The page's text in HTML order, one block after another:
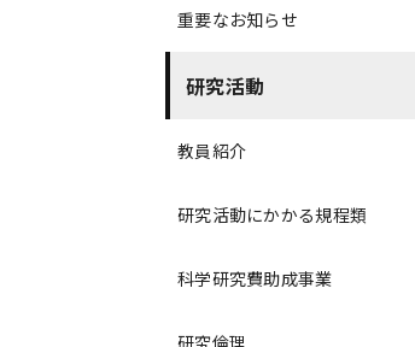
重要なお知らせ
研究活動
教員紹介
研究活動にかかる規程類
科学研究費助成事業
研究倫理